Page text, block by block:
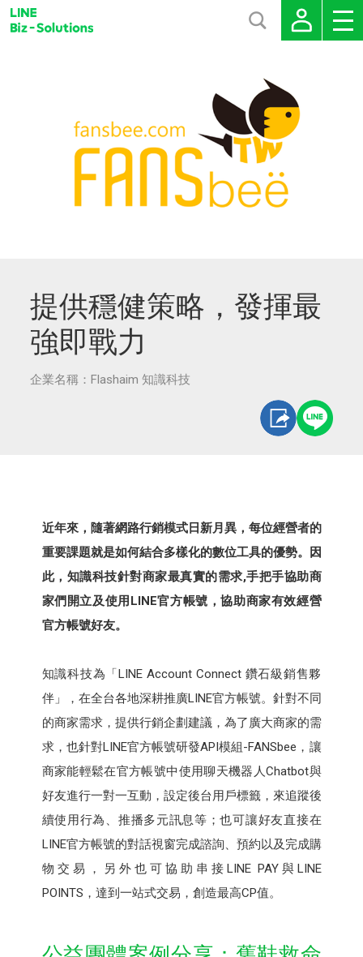
提供穩健策略，發揮最
強即戰力
企業名稱：Flashaim 知識科技
近年來，隨著網路行銷模式日新月異，每位經營者的
重要課題就是如何結合多樣化的數位工具的優勢。因
此，知識科技針對商家最真實的需求,手把手協助商
家們開立及使用LINE官方帳號，協助商家有效經營
官方帳號好友。
知識科技為「LINE Account Connect 鑽石級銷售夥
伴」，在全台各地深耕推廣LINE官方帳號。針對不同
的商家需求，提供行銷企劃建議，為了廣大商家的需
求，也針對LINE官方帳號研發API模組-FANSbee，讓
商家能輕鬆在官方帳號中使用聊天機器人Chatbot與
好友進行一對一互動，設定後台用戶標籤，來追蹤後
續使用行為、推播多元訊息等；也可讓好友直接在
LINE官方帳號的對話視窗完成諮詢、預約以及完成購
物交易，另外也可協助串接LINE PAY與LINE
POINTS，達到一站式交易，創造最高CP值。